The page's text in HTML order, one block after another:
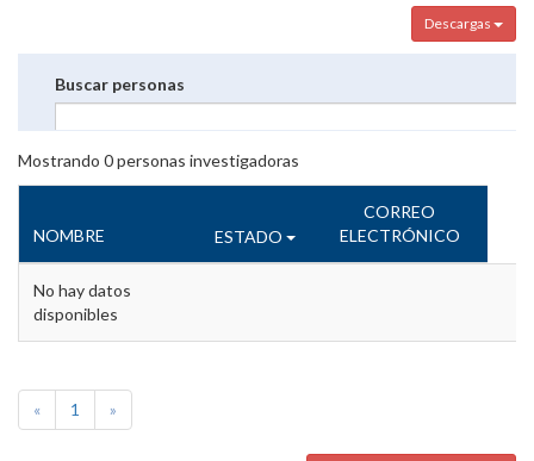
Descargas
Buscar personas
Mostrando 0personas investigadoras
NOMBRE ESTADO
CORREO
ELECTRÓNICO
No hay datos
disponibles
« 1 »